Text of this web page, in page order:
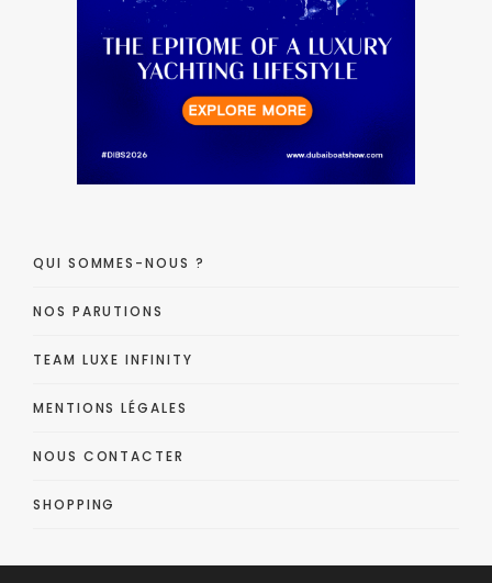
QUI SOMMES-NOUS ?
NOS PARUTIONS
TEAM LUXE INFINITY
MENTIONS LÉGALES
NOUS CONTACTER
SHOPPING